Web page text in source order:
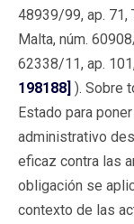
48939/99, ap. 71,
Malta, núm.
62338/11, ap.
198188] ). Sobre
Estado para
administrativo
eficaz contra las
obligación se
contexto de las